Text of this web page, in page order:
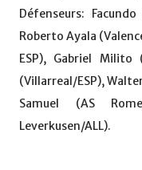
Défenseurs:
Roberto Ayala
ESP), Gabriel Milito
(Villarreal/ESP),
Samuel (AS
Leverkusen/ALL).